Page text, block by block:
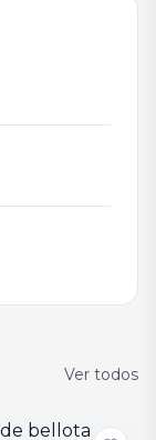
Ver todos